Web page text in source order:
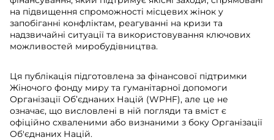
на підвищення спроможності місцевих жінок у
запобіганні конфліктам, реагуванні на кризи та
надзвичайні ситуації та використовування ключових
можливостей миробудівництва.
Ця публікація підготовлена за фінансової підтримки
Жіночого фонду миру та гуманітарної допомоги
Організації Об’єднаних Націй (WPHF), але це не
означає, що висловлені в ній погляди та вміст є
офіційно схваленими або визнаними з боку Організації
Об'єднаних Націй.